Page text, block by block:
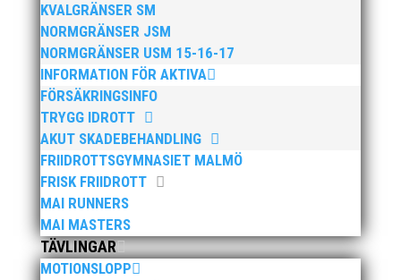
KVALGRÄNSER SM
NORMGRÄNSER JSM
NORMGRÄNSER USM 15-16-17
INFORMATION FÖR AKTIVA
FÖRSÄKRINGSINFO
TRYGG IDROTT
AKUT SKADEBEHANDLING
FRIIDROTTSGYMNASIET MALMÖ
FRISK FRIIDROTT
MAI RUNNERS
MAI MASTERS
TÄVLINGAR
MOTIONSLOPP
Anders Hallström, 55, blir ny klubbchef i MAI.
Han börjar sin anställning den 13 april. Anders
har ett brett idrottsintresse och har bland
annat fungerat som tränare inom hockeyn i
Trelleborg och fotbollen i Höllviken tidigare. I
fortsättningen blir det dock friidrott...